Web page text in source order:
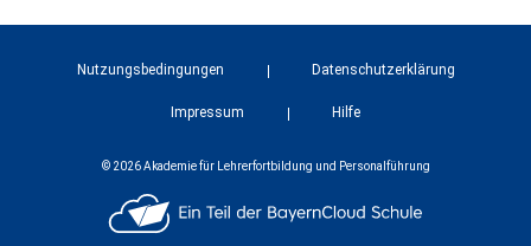
Nutzungsbedingungen Datenschutzerklärung
Impressum Hilfe
© 2026 Akademie für Lehrerfortbildung und Personalführung